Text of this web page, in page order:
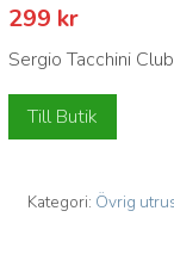
299 kr
Sergio Tacchini
Till Butik
Kategori: Övrig